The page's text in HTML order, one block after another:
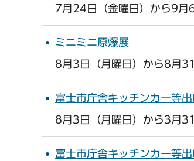
7月24日（金曜日）から9月6
ミニミニ原爆展
8月3日（月曜日）から8月31
富士市庁舎キッチンカー等
8月3日（月曜日）から3月31
富士市庁舎キッチンカー等